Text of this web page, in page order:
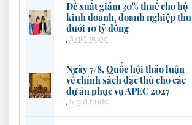
Đề xuất giảm 30% thuế cho hộ
kinh doanh, doanh nghiệp thu
dưới 10 tỷ đồng
, 3 giờ trước
Ngày 7/8, Quốc hội thảo luận
về chính sách đặc thù cho các
dự án phục vụ APEC 2027
, 5 giờ trước